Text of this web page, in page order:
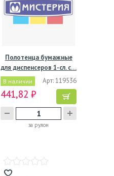
Полотенца бумажные
для диспенсеров 1-сл. с…
В наличии Арт: 119536
441,82 ₽
за рулон